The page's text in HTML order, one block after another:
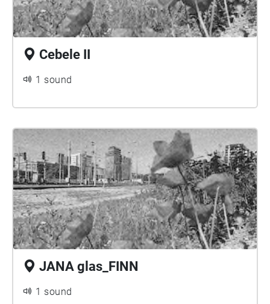
Cebele II
1 sound
JANA glas_FINN
1 sound